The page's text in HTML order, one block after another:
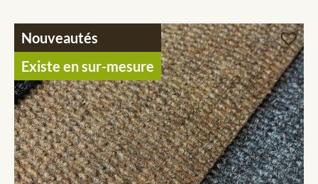
Nouveautés
Existe en sur-mesure